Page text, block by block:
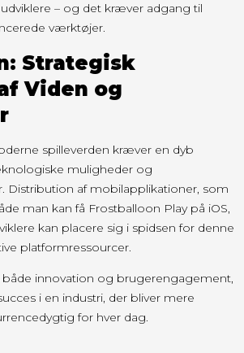
– og det kræver adgang til
værktøjer.
Strategisk
Viden og
spilleverden kræver en dyb
muligheder og
Distribution af mobilapplikationer, som
man kan få Frostballoon Play på iOS,
kan placere sig i spidsen for denne
platformressourcer.
både innovation og brugerengagement,
i en industri, der bliver mere
for hver dag.